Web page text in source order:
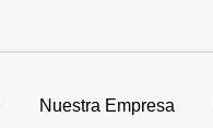
Nuestra Empresa